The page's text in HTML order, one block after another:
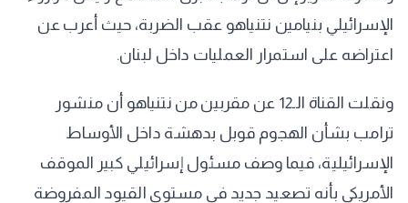
الإسرائيلي بنيامين نتنياهو عقب الضربة، حيث أعرب عن
اعتراضه على استمرار العمليات داخل لبنان.
ونقلت القناة الـ12 عن مقربين من نتنياهو أن منشور
ترامب بشأن الهجوم قوبل بدهشة داخل الأوساط
الإسرائيلية، فيما وصف مسئول إسرائيلي كبير الموقف
الأمريكي بأنه تصعيد جديد في مستوى القيود المفروضة